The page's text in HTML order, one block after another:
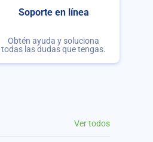
Soporte en línea
Obtén ayuda y soluciona
todas las dudas que tengas.
Ver todos